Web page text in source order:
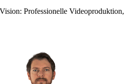
Professionelle Videoproduktion,